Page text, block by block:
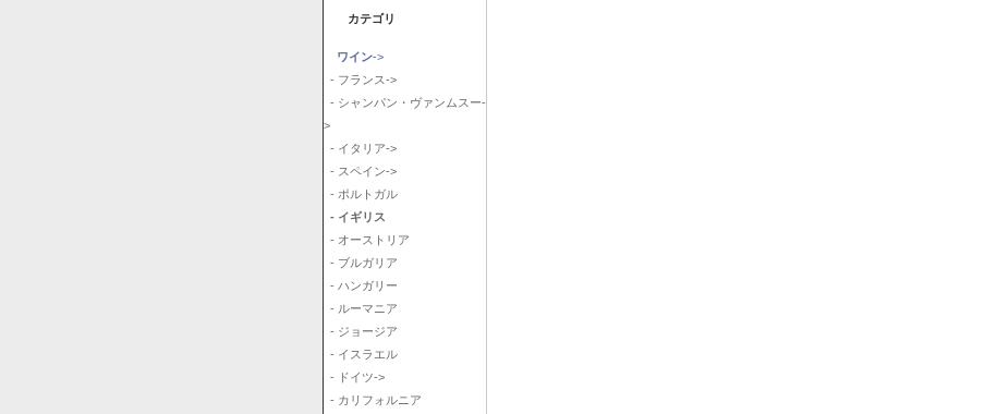
カテゴリ
ワイン->
- フランス->
- シャンパン・ヴァンムスー-
>
- イタリア->
- スペイン->
- ポルトガル
- イギリス
- オーストリア
- ブルガリア
- ハンガリー
- ルーマニア
- ジョージア
- イスラエル
- ドイツ->
- カリフォルニア